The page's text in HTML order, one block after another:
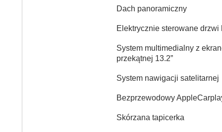
Dach panoramiczny
Elektrycznie sterowane drzwi
System multimedialny z
przekątnej 13.2”
System nawigacji satelitarnej
Bezprzewodowy
Skórzana tapicerka